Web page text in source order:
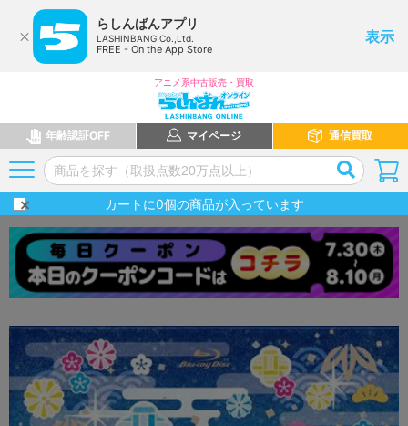
らしんばんアプリ
LASHINBANG Co.,Ltd.
FREE - On the App Store
表示
アニメ系中古販売・買取
年齢認証OFF マイページ 通信買取
カートに0個の商品が入っています